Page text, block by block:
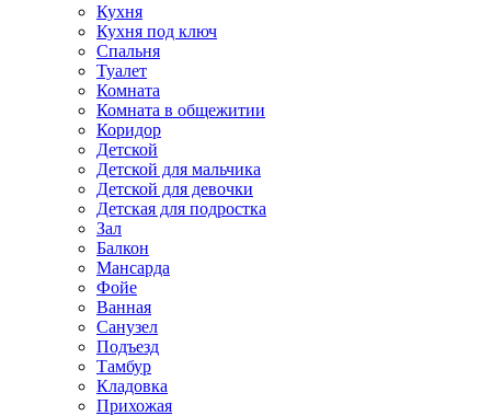
Кухня
Кухня под ключ
Спальня
Туалет
Комната
Комната в общежитии
Коридор
Детской
Детской для мальчика
Детской для девочки
Детская для подростка
Зал
Балкон
Мансарда
Фойе
Ванная
Санузел
Подъезд
Тамбур
Кладовка
Прихожая